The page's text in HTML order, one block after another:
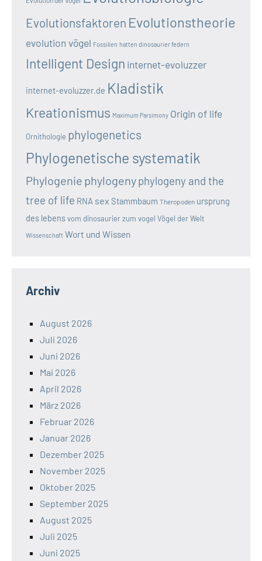
Evolutionsfaktoren Evolutionstheorie
evolution vögel Fossilien hatten dinosaurier federn
Intelligent Design internet-evoluzzer
internet-evoluzzer.de Kladistik
Kreationismus Maximum Parsimony Origin of life
Ornithologie phylogenetics
Phylogenetische systematik
Phylogenie phylogenyphylogeny and the
tree of life RNA sex Stammbaum Theropoden ursprung
des lebensvom dinosaurier zum vogel Vögel der Welt
Wissenschaft Wort und Wissen
Archiv
August 2026
Juli 2026
Juni 2026
Mai 2026
April 2026
März 2026
Februar 2026
Januar 2026
Dezember 2025
November 2025
Oktober 2025
September 2025
August 2025
Juli 2025
Juni 2025